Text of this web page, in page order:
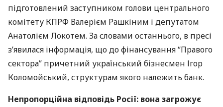
підготовлений заступником голови центрального
комітету КПРФ Валерієм Рашкіним і депутатом
Анатолієм Локотем. За словами останнього, в пресі
з’явилася інформація, що до фінансування “Правого
сектора” причетний український бізнесмен Ігор
Коломойський, структурам якого належить банк.
Непропорційна відповідь Росії: вона загрожує